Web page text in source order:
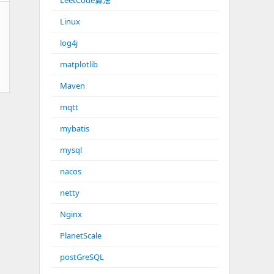
Linux
log4j
matplotlib
Maven
mqtt
mybatis
mysql
nacos
netty
Nginx
PlanetScale
postGreSQL